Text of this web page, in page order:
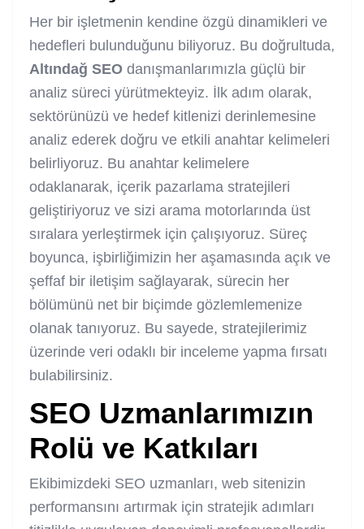
Her bir işletmenin kendine özgü dinamikleri ve
hedefleri bulunduğunu biliyoruz. Bu doğrultuda,
Altındağ SEO danışmanlarımızla güçlü bir
analiz süreci yürütmekteyiz. İlk adım olarak,
sektörünüzü ve hedef kitlenizi derinlemesine
analiz ederek doğru ve etkili anahtar kelimeleri
belirliyoruz. Bu anahtar kelimelere
odaklanarak, içerik pazarlama stratejileri
geliştiriyoruz ve sizi arama motorlarında üst
sıralara yerleştirmek için çalışıyoruz. Süreç
boyunca, işbirliğimizin her aşamasında açık ve
şeffaf bir iletişim sağlayarak, sürecin her
bölümünü net bir biçimde gözlemlemenize
olanak tanıyoruz. Bu sayede, stratejilerimiz
üzerinde veri odaklı bir inceleme yapma fırsatı
bulabilirsiniz.
SEO Uzmanlarımızın
Rolü ve Katkıları
Ekibimizdeki SEO uzmanları, web sitenizin
performansını artırmak için stratejik adımları